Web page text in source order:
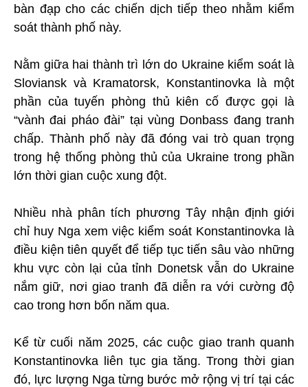
bàn đạp cho các chiến dịch tiếp theo nhằm kiểm
soát thành phố này.
Nằm giữa hai thành trì lớn do Ukraine kiểm soát là
Sloviansk và Kramatorsk, Konstantinovka là một
phần của tuyến phòng thủ kiên cố được gọi là
“vành đai pháo đài” tại vùng Donbass đang tranh
chấp. Thành phố này đã đóng vai trò quan trọng
trong hệ thống phòng thủ của Ukraine trong phần
lớn thời gian cuộc xung đột.
Nhiều nhà phân tích phương Tây nhận định giới
chỉ huy Nga xem việc kiểm soát Konstantinovka là
điều kiện tiên quyết để tiếp tục tiến sâu vào những
khu vực còn lại của tỉnh Donetsk vẫn do Ukraine
nắm giữ, nơi giao tranh đã diễn ra với cường độ
cao trong hơn bốn năm qua.
Kể từ cuối năm 2025, các cuộc giao tranh quanh
Konstantinovka liên tục gia tăng. Trong thời gian
đó, lực lượng Nga từng bước mở rộng vị trí tại các